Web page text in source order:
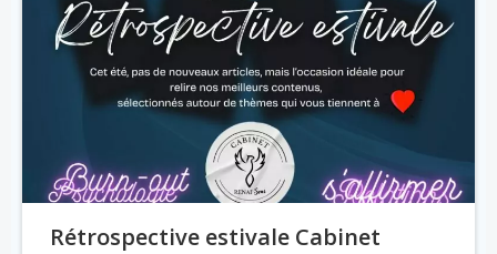
Rétrospective estivale Cabinet